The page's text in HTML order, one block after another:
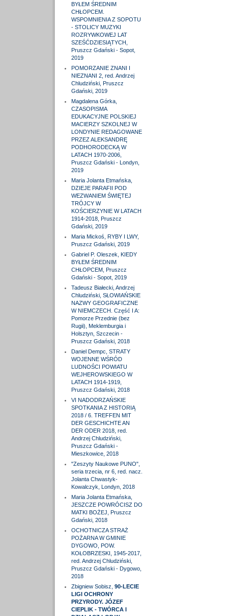
BYŁEM ŚREDNIM
CHŁOPCEM.
WSPOMNIENIA Z SOPOTU
- STOLICY MUZYKI
ROZRYWKOWEJ LAT
SZEŚĆDZIESIĄTYCH,
Pruszcz Gdański - Sopot,
2019
POMORZANIE ZNANI I
NIEZNANI 2, red. Andrzej
Chludziński, Pruszcz
Gdański, 2019
Magdalena Górka,
CZASOPISMA
EDUKACYJNE POLSKIEJ
MACIERZY SZKOLNEJ W
LONDYNIE REDAGOWANE
PRZEZ ALEKSANDRĘ
PODHORODECKĄ W
LATACH 1970-2006,
Pruszcz Gdański - Londyn,
2019
Maria Jolanta Etmańska,
DZIEJE PARAFII POD
WEZWANIEM ŚWIĘTEJ
TRÓJCY W
KOŚCIERZYNIE W LATACH
1914-2018, Pruszcz
Gdański, 2019
Maria Mickoś, RYBY I LWY,
Pruszcz Gdański, 2019
Gabriel P. Oleszek, KIEDY
BYŁEM ŚREDNIM
CHŁOPCEM, Pruszcz
Gdański - Sopot, 2019
Tadeusz Białecki, Andrzej
Chludziński, SŁOWIAŃSKIE
NAZWY GEOGRAFICZNE
W NIEMCZECH. Część I A:
Pomorze Przednie (bez
Rugii), Meklemburgia i
Holsztyn, Szczecin -
Pruszcz Gdański, 2018
Daniel Dempc, STRATY
WOJENNE WŚRÓD
LUDNOŚCI POWIATU
WEJHEROWSKIEGO W
LATACH 1914-1919,
Pruszcz Gdański, 2018
VI NADODRZAŃSKIE
SPOTKANIA Z HISTORIĄ
2018 / 6. TREFFEN MIT
DER GESCHICHTE AN
DER ODER 2018, red.
Andrzej Chludziński,
Pruszcz Gdański -
Mieszkowice, 2018
"Zeszyty Naukowe PUNO",
seria trzecia, nr 6, red. nacz.
Jolanta Chwastyk-
Kowalczyk, Londyn, 2018
Maria Jolanta Etmańska,
JESZCZE POWRÓCISZ DO
MATKI BOŻEJ, Pruszcz
Gdański, 2018
OCHOTNICZA STRAŻ
POŻARNA W GMINIE
DYGOWO, POW.
KOŁOBRZESKI, 1945-2017,
red. Andrzej Chludziński,
Pruszcz Gdański - Dygowo,
2018
Zbigniew Sobisz, 90-LECIE
LIGI OCHRONY
PRZYRODY. JÓZEF
CIEPLIK - TWÓRCA I